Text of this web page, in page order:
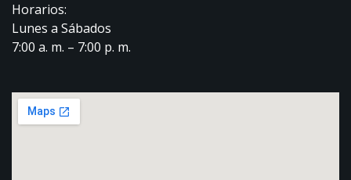
Horarios:
Lunes a Sábados
7:00 a. m. – 7:00 p. m.